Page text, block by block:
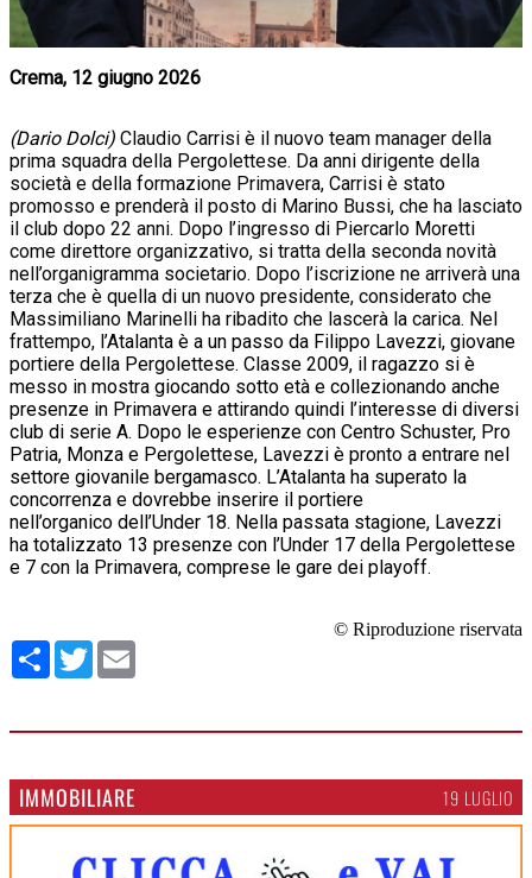
Crema, 12 giugno 2026
(Dario Dolci) Claudio Carrisi è il nuovo team manager della
prima squadra della Pergolettese. Da anni dirigente della
società e della formazione Primavera, Carrisi è stato
promosso e prenderà il posto di Marino Bussi, che ha lasciato
il club dopo 22 anni. Dopo l’ingresso di Piercarlo Moretti
come direttore organizzativo, si tratta della seconda novità
nell’organigramma societario. Dopo l’iscrizione ne arriverà una
terza che è quella di un nuovo presidente, considerato che
Massimiliano Marinelli ha ribadito che lascerà la carica. Nel
frattempo, l’Atalanta è a un passo da Filippo Lavezzi, giovane
portiere della Pergolettese. Classe 2009, il ragazzo si è
messo in mostra giocando sotto età e collezionando anche
presenze in Primavera e attirando quindi l’interesse di diversi
club di serie A. Dopo le esperienze con Centro Schuster, Pro
Patria, Monza e Pergolettese, Lavezzi è pronto a entrare nel
settore giovanile bergamasco. L’Atalanta ha superato la
concorrenza e dovrebbe inserire il portiere
nell’organico dell’Under 18. Nella passata stagione, Lavezzi
ha totalizzato 13 presenze con l’Under 17 della Pergolettese
e 7 con la Primavera, comprese le gare dei playoff.
© Riproduzione riservata
Condividi
Twitter
IMMOBILIARE 19 LUGLIO